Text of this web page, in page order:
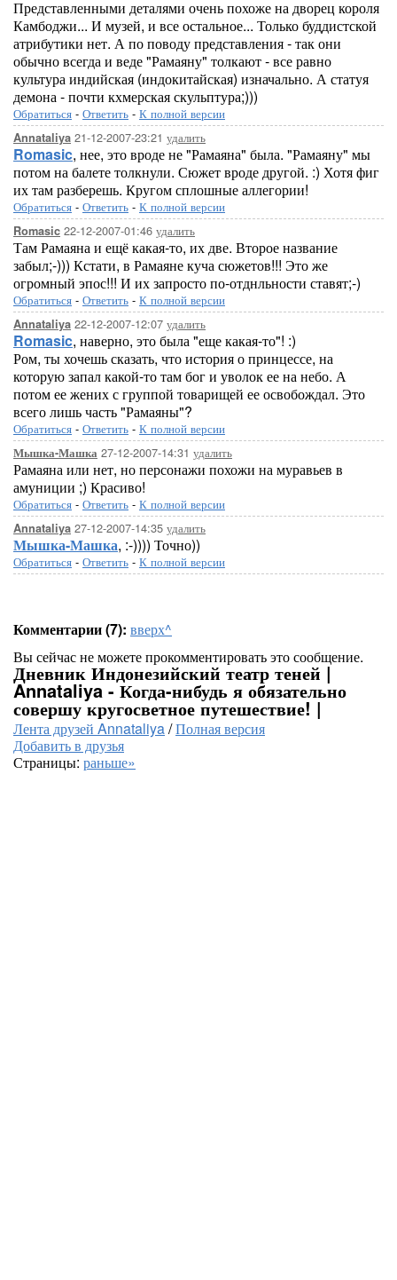
Представленными деталями очень похоже на дворец короля
Камбоджи... И музей, и все остальное... Только буддистской
атрибутики нет. А по поводу представления - так они
обычно всегда и веде "Рамаяну" толкают - все равно
культура индийская (индокитайская) изначально. А статуя
демона - почти кхмерская скульптура;)))
Обратиться - Ответить - К полной версии
Annataliya 21-12-2007-23:21 удалить
Romasic, нее, это вроде не "Рамаяна" была. "Рамаяну" мы
потом на балете толкнули. Сюжет вроде другой. :) Хотя фиг
их там разберешь. Кругом сплошные аллегории!
Обратиться - Ответить - К полной версии
Romasic 22-12-2007-01:46 удалить
Там Рамаяна и ещё какая-то, их две. Второе название
забыл;-))) Кстати, в Рамаяне куча сюжетов!!! Это же
огромный эпос!!! И их запросто по-отднльности ставят;-)
Обратиться - Ответить - К полной версии
Annataliya 22-12-2007-12:07 удалить
Romasic, наверно, это была "еще какая-то"! :)
Ром, ты хочешь сказать, что история о принцессе, на
которую запал какой-то там бог и уволок ее на небо. А
потом ее жених с группой товарищей ее освобождал. Это
всего лишь часть "Рамаяны"?
Обратиться - Ответить - К полной версии
Мышка-Машка 27-12-2007-14:31 удалить
Рамаяна или нет, но персонажи похожи на муравьев в
амуниции ;) Красиво!
Обратиться - Ответить - К полной версии
Annataliya 27-12-2007-14:35 удалить
Мышка-Машка, :-)))) Точно))
Обратиться - Ответить - К полной версии
Комментарии (7): вверх^
Вы сейчас не можете прокомментировать это сообщение.
Дневник Индонезийский театр теней |
Annataliya - Когда-нибудь я обязательно
совершу кругосветное путешествие! |
Лента друзей Annataliya/Полная версия
Добавить в друзья
Страницы: раньше»